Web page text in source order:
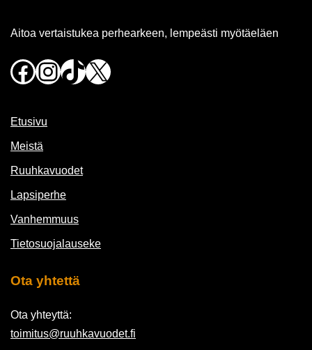
Aitoa vertaistukea perhearkeen, lempeästi myötäeläen
Facebook
Instagram
TikTok
X
Etusivu
Meistä
Ruuhkavuodet
Lapsiperhe
Vanhemmuus
Tietosuojalauseke
Ota yhtettä
Ota yhteyttä:
toimitus@ruuhkavuodet.fi